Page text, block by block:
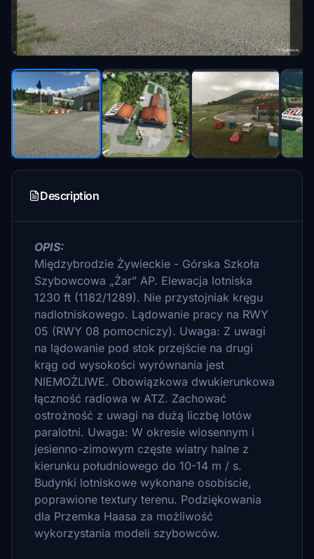
Description
OPIS:
Międzybrodzie Żywieckie - Górska Szkoła
Szybowcowa „Żar” AP. Elewacja lotniska
1230 ft (1182/1289). Nie przystojniak kręgu
nadlotniskowego. Lądowanie pracy na RWY
05 (RWY 08 pomocniczy). Uwaga: Z uwagi
na lądowanie pod stok przejście na drugi
krąg od wysokości wyrównania jest
NIEMOŻLIWE. Obowiązkowa dwukierunkowa
łączność radiowa w ATZ. Zachować
ostrożność z uwagi na dużą liczbę lotów
paralotni. Uwaga: W okresie wiosennym i
jesienno-zimowym częste wiatry halne z
kierunku południowego do 10-14 m / s.
Budynki lotniskowe wykonane osobiscie,
poprawione textury terenu. Podziękowania
dla Przemka Haasa za możliwość
wykorzystania modeli szybowców.